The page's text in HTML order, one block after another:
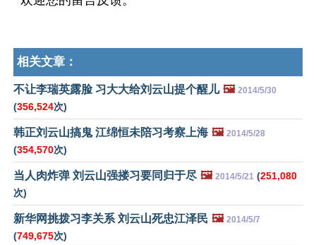
相关文章：
不让李瑞英露脸 习大大给刘云山提个醒儿 🖼️ 2014/5/30
(356,524次)
韩正刘云山搞鬼 江绵恒未陪习考察上海 🖼️ 2014/5/28
(354,570次)
当人肉炸弹 刘云山强搂习要同归于尽 🖼️ 2014/5/21 (251,080
次)
新华网挑拨习李关系 刘云山死忠江泽民 🖼️ 2014/5/7
(749,675次)